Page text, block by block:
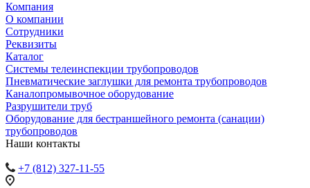
Компания
О компании
Сотрудники
Реквизиты
Каталог
Системы телеинспекции трубопроводов
Пневматические заглушки для ремонта трубопроводов
Каналопромывочное оборудование
Разрушители труб
Оборудование для бестраншейного ремонта (санации)
трубопроводов
Наши контакты
+7 (812) 327-11-55